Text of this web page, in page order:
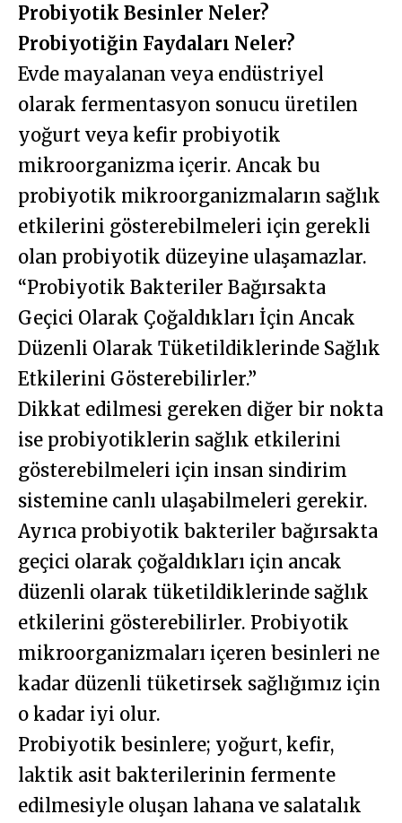
Probiyotik Besinler Neler?
Probiyotiğin Faydaları Neler?
Evde mayalanan veya endüstriyel
olarak fermentasyon sonucu üretilen
yoğurt veya kefir probiyotik
mikroorganizma içerir. Ancak bu
probiyotik mikroorganizmaların sağlık
etkilerini gösterebilmeleri için gerekli
olan probiyotik düzeyine ulaşamazlar.
“Probiyotik Bakteriler Bağırsakta
Geçici Olarak Çoğaldıkları İçin Ancak
Düzenli Olarak Tüketildiklerinde Sağlık
Etkilerini Gösterebilirler.”
Dikkat edilmesi gereken diğer bir nokta
ise probiyotiklerin sağlık etkilerini
gösterebilmeleri için insan sindirim
sistemine canlı ulaşabilmeleri gerekir.
Ayrıca probiyotik bakteriler bağırsakta
geçici olarak çoğaldıkları için ancak
düzenli olarak tüketildiklerinde sağlık
etkilerini gösterebilirler. Probiyotik
mikroorganizmaları içeren besinleri ne
kadar düzenli tüketirsek sağlığımız için
o kadar iyi olur.
Probiyotik besinlere; yoğurt, kefir,
laktik asit bakterilerinin fermente
edilmesiyle oluşan lahana ve salatalık